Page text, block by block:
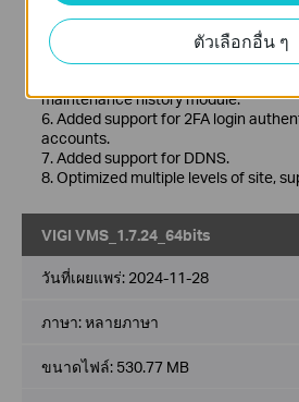
2. Added support for custom alert.
3. Optimized device management
4. Optimized device map and design
maintenance history module.
6. Added support for 2FA login
accounts.
7. Added support for DDNS.
8. Optimized multiple levels of site,
VIGI VMS_1.7.24_64bits
วันที่เผยแพร่: 2024-11-28
ภาษา:หลายภาษา
ขนาดไฟล์: 530.77 MB
ตัวเลือกอื่น ๆ